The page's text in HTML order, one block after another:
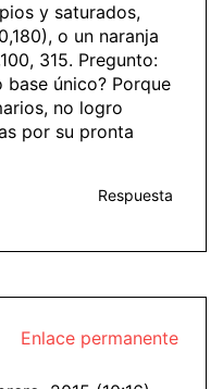
y saturados,
o un naranja
315. Pregunto:
único? Porque
no logro
por su pronta
Respuesta
Enlace permanente